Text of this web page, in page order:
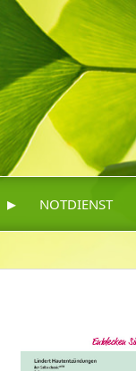
▸ NOTDIENST